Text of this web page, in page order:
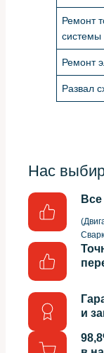
Ремонт
системы
Ремонт
Развал
Нас
и